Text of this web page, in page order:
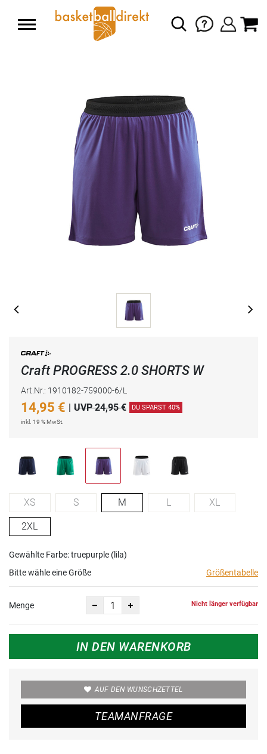
Craft PROGRESS 2.0 SHORTS W
Art.Nr.: 1910182-759000-6/L
14,95 € | UVP 24,95 € DU SPARST 40%
inkl. 19 % MwSt.
XS S M L XL
2XL
Gewählte Farbe: truepurple (lila)
Bitte wähle eine Größe
Größentabelle
Menge Nicht länger verfügbar
IN DEN WARENKORB
AUF DEN WUNSCHZETTEL
TEAMANFRAGE